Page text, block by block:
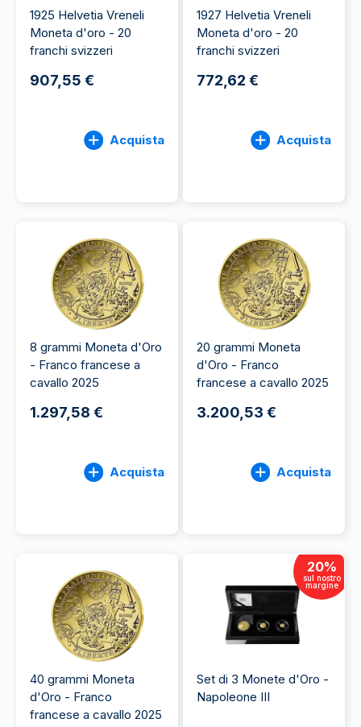
1925 Helvetia Vreneli
Moneta d'oro - 20
franchi svizzeri
907,55 €
Acquista
1927 Helvetia Vreneli
Moneta d'oro - 20
franchi svizzeri
772,62 €
Acquista
8 grammi Moneta d'Oro
- Franco francese a
cavallo 2025
1.297,58 €
Acquista
20 grammi Moneta
d'Oro - Franco
francese a cavallo 2025
3.200,53 €
Acquista
40 grammi Moneta
d'Oro - Franco
francese a cavallo 2025
20%
sul nostro
margine
Set di 3 Monete d'Oro -
Napoleone III